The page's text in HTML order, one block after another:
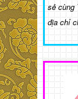
sẻ cùng
địa chỉ